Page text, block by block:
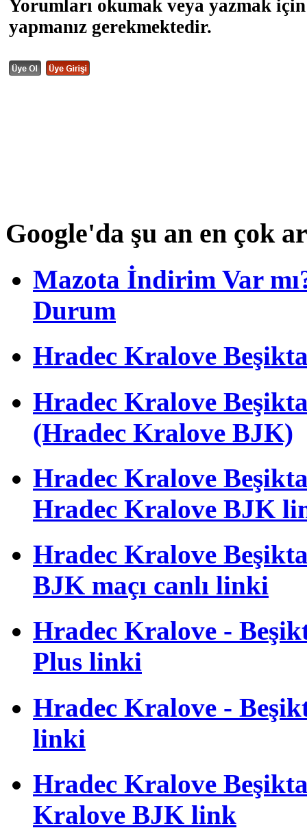
Yorumları okumak veya yazmak
yapmanız gerekmektedir.
Google'da şu an en çok
Mazota İndirim Var
Durum
Hradec Kralove
Hradec Kralove
(Hradec Kralove BJK)
Hradec Kralove
Hradec Kralove BJK
Hradec Kralove
BJK maçı canlı linki
Hradec Kralove -
Plus linki
Hradec Kralove -
linki
Hradec Kralove
Kralove BJK link